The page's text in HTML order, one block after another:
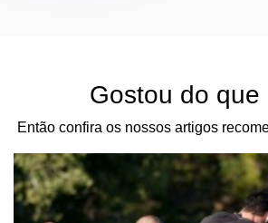
Gostou do que
Então confira os nossos artigos